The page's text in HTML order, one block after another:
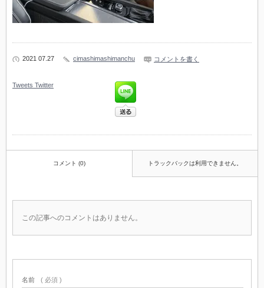
2021 07.27 cimashimashimanchu コメントを書く
Tweets Twitter
コメント (0) トラックバックは利用できません。
この記事へのコメントはありません。
名前 ( 必須 )